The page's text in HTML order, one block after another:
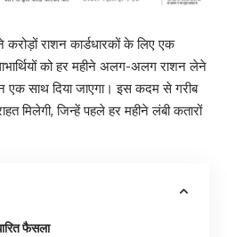
करोड़ों राशन कार्डधारकों के लिए एक
को हर महीने अलग-अलग राशन लेने
एक साथ दिया जाएगा। इस कदम से गरीब
मिलेगी, जिन्हें पहले हर महीने लंबी कतारों
फैसला